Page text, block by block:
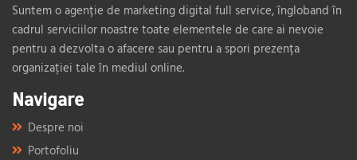
Suntem o agenție de marketing digital full service, îngloband în
cadrul serviciilor noastre toate elementele de care ai nevoie
pentru a dezvolta o afacere sau pentru a spori prezența
organizației tale în mediul online.
Navigare
Despre noi
Portofoliu